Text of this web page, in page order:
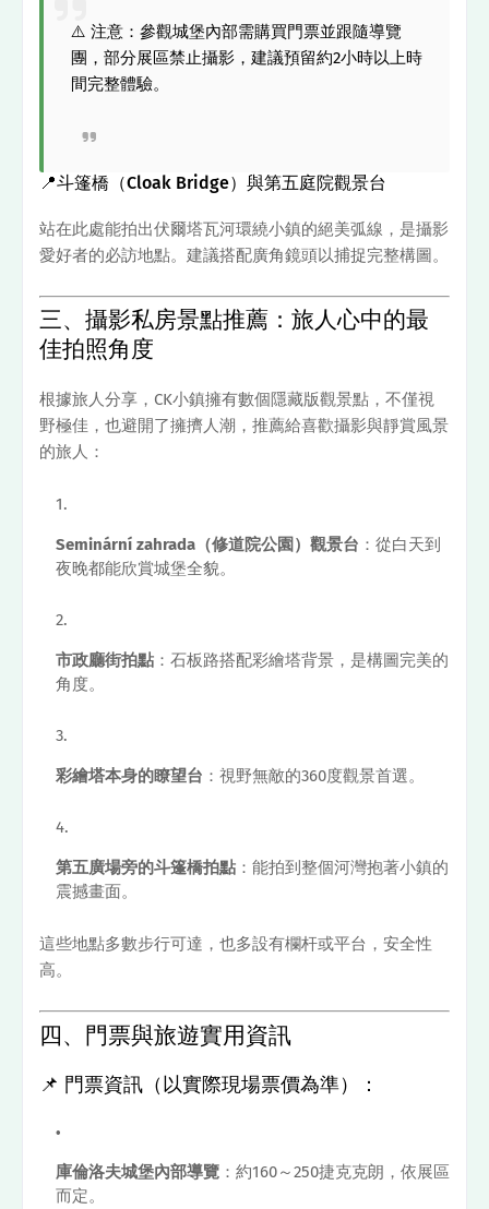
⚠️ 注意：參觀城堡內部需購買門票並跟隨導覽
團，部分展區禁止攝影，建議預留約2小時以上時
間完整體驗。
📍斗篷橋（Cloak Bridge）與第五庭院觀景台
站在此處能拍出伏爾塔瓦河環繞小鎮的絕美弧線，是攝影
愛好者的必訪地點。建議搭配廣角鏡頭以捕捉完整構圖。
三、攝影私房景點推薦：旅人心中的最
佳拍照角度
根據旅人分享，CK小鎮擁有數個隱藏版觀景點，不僅視
野極佳，也避開了擁擠人潮，推薦給喜歡攝影與靜賞風景
的旅人：
Seminární zahrada（修道院公園）觀景台 ：從白天到
夜晚都能欣賞城堡全貌。
市政廳街拍點 ：石板路搭配彩繪塔背景，是構圖完美的
角度。
彩繪塔本身的瞭望台 ：視野無敵的360度觀景首選。
第五廣場旁的斗篷橋拍點 ：能拍到整個河灣抱著小鎮的
震撼畫面。
這些地點多數步行可達，也多設有欄杆或平台，安全性
高。
四、門票與旅遊實用資訊
📌 門票資訊（以實際現場票價為準）：
庫倫洛夫城堡內部導覽 ：約160～250捷克克朗，依展區
而定。